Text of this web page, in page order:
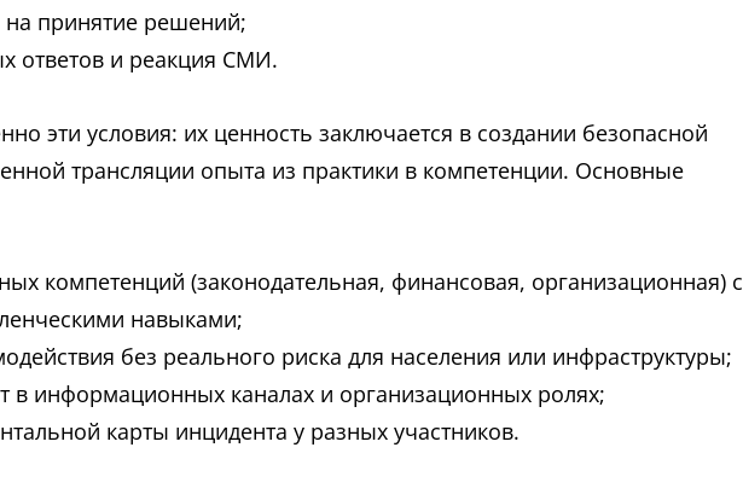
принятие решений;
ответов и реакция СМИ.
эти условия: их ценность заключается в создании безопасной
трансляции опыта из практики в компетенции. Основные
компетенций (законодательная, финансовая, организационная) с
навыками;
без реального риска для населения или инфраструктуры;
в информационных каналах и организационных ролях;
карты инцидента у разных участников.